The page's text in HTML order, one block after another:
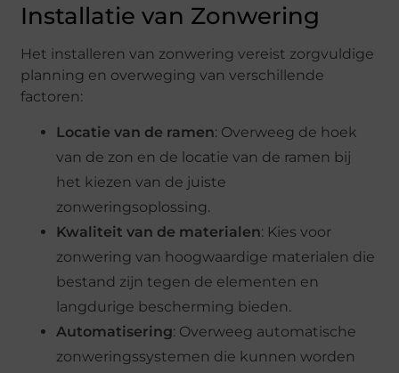
Installatie van Zonwering
Het installeren van zonwering vereist zorgvuldige
planning en overweging van verschillende
factoren:
Locatie van de ramen: Overweeg de hoek
van de zon en de locatie van de ramen bij
het kiezen van de juiste
zonweringsoplossing.
Kwaliteit van de materialen: Kies voor
zonwering van hoogwaardige materialen die
bestand zijn tegen de elementen en
langdurige bescherming bieden.
Automatisering: Overweeg automatische
zonweringssystemen die kunnen worden